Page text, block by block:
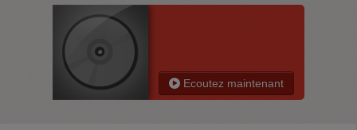
Ecoutez maintenant